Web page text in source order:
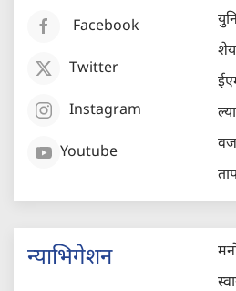
Facebook
Twitter
Instagram
Youtube
न्याभिगेशन